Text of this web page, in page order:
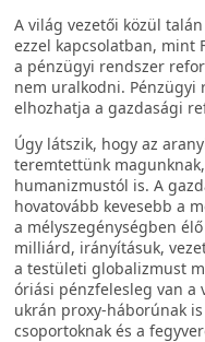
A világ vezetői közül
ezzel kapcsolatban, mint
a pénzügyi rendszer
nem uralkodni. Pénzügyi
elhozhatja a gazdasági
Úgy látszik, hogy az
teremtettünk
humanizmustól is. A
hovatovább kevesebb a
a mélyszegénységben
milliárd, irányításuk,
a testületi globalizmust
óriási pénzfelesleg van a
ukrán proxy-háborúnak
csoportoknak és a